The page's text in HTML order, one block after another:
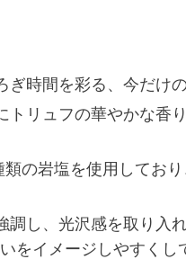
時間を彩る、今だけ
リュフの華やかな香
類の岩塩を使用してお
し、光沢感を取り入
をイメージしやすくし